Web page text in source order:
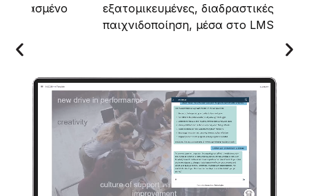
και με
έως ενημέρωση/ευαισθητοποίηση για
το AI και ανάπτυξη soft skills.